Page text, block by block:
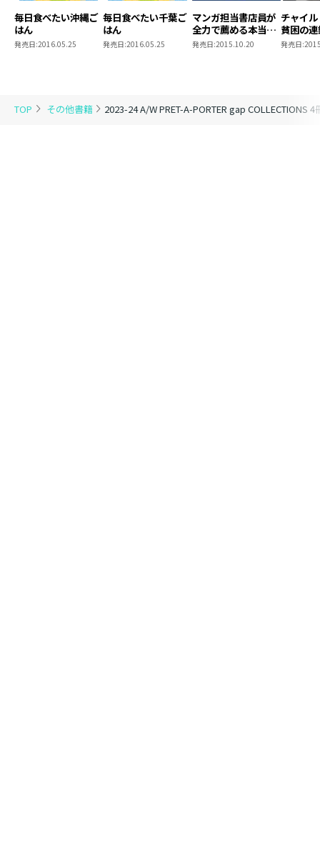
TOP その他書籍 2023-24 A/W PRET-A-PORTER gap COLLECTIONS
すところなく再現！ 最先端のクリエィティビティを披露
するとともに、ブランドの軌跡やモードを知る手がかり
毎日食べたい沖縄ご
はん
発売日:2016.05.25
毎日食べたい千葉ご
はん
発売日:2016.05.25
マンガ担当書店員が
全力で薦める本当に
すごいマンガはこれ
発売日:2015.10.20
チャイ
貧困の
られな
発売日: